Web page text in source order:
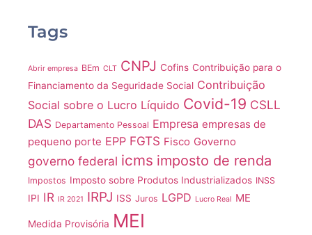
Tags
Abrir empresa BEm CLT CNPJ Cofins Contribuição para o
Financiamento da Seguridade Social Contribuição
Social sobre o Lucro Líquido Covid-19 CSLL
DAS Departamento Pessoal Empresa empresas de
pequeno porte EPP FGTS Fisco Governo
governo federal icms imposto de renda
Impostos Imposto sobre Produtos Industrializados INSS
IPI IR IR 2021 IRPJ ISS Juros LGPD Lucro Real ME
Medida Provisória MEI